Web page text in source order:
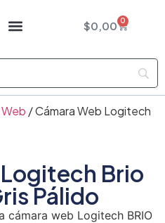
$0,00 0
/ Cámara Web Logitech
Brio
Pálido
cámara web Logitech BRIO